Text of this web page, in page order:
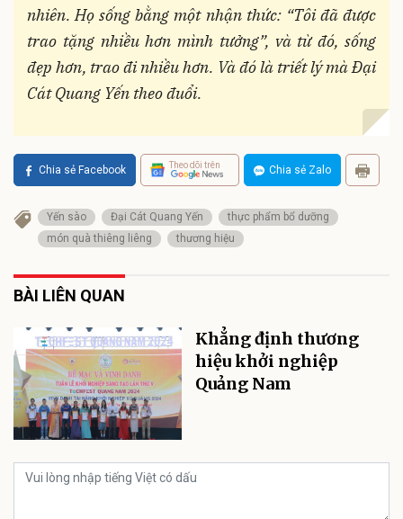
nhiên. Họ sống bằng một nhận thức: “Tôi đã được
trao tặng nhiều hơn mình tưởng”, và từ đó, sống
đẹp hơn, trao đi nhiều hơn. Và đó là triết lý mà Đại
Cát Quang Yến theo đuổi.
Chia sẻ Facebook Theo dõi trên Chia sẻ Zalo
Yến sào Đại Cát Quang Yến
thực phẩm bổ dưỡng
món quà thiêng liêng
thương hiệu
BÀI LIÊN QUAN
Khẳng định thương
hiệu khởi nghiệp
Quảng Nam